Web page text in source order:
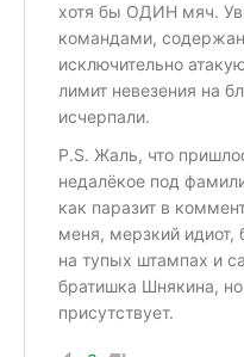
хотя бы ОДИН мяч.
командами,
исключительно
лимит невезения на
исчерпали.
P.S. Жаль, что
недалёкое под
как паразит в
меня, мерзкий идиот,
на тупых штампах и
братишка Шнякина, но
присутствует.